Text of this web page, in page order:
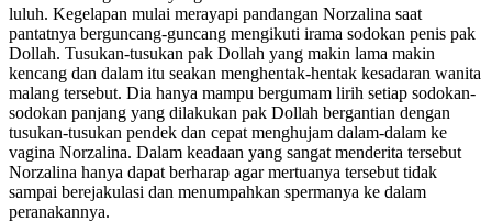
luluh. Kegelapan mulai merayapi pandangan Norzalina saat
pantatnya berguncang-guncang mengikuti irama sodokan penis pak
Dollah. Tusukan-tusukan pak Dollah yang makin lama makin
kencang dan dalam itu seakan menghentak-hentak kesadaran wanita
malang tersebut. Dia hanya mampu bergumam lirih setiap sodokan-
sodokan panjang yang dilakukan pak Dollah bergantian dengan
tusukan-tusukan pendek dan cepat menghujam dalam-dalam ke
vagina Norzalina. Dalam keadaan yang sangat menderita tersebut
Norzalina hanya dapat berharap agar mertuanya tersebut tidak
sampai berejakulasi dan menumpahkan spermanya ke dalam
peranakannya.